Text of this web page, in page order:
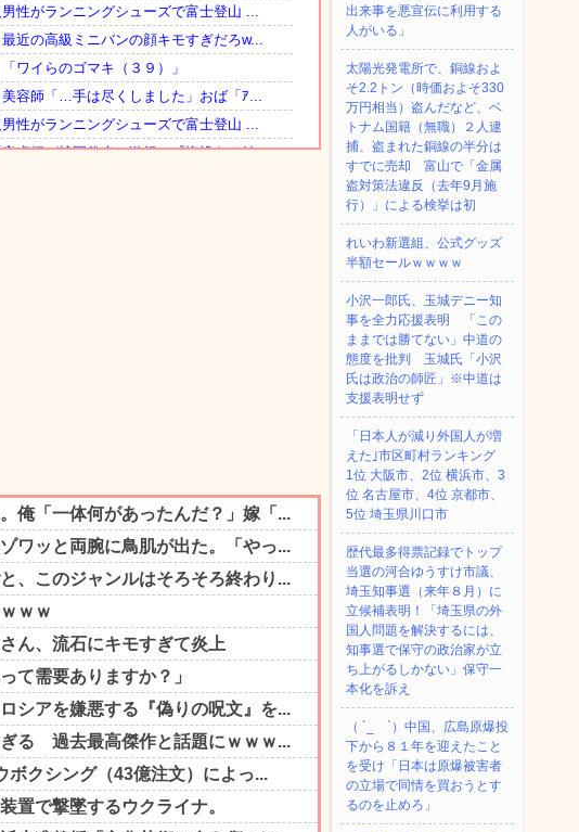
出来事を悪宣伝に利用する
人がいる」
太陽光発電所で、銅線およ
そ2.2トン（時価およそ330
万円相当）盗んだなど、ベ
トナム国籍（無職）２人逮
捕、盗まれた銅線の半分は
すでに売却 富山で「金属
盗対策法違反（去年9月施
行）」による検挙は初
れいわ新選組、公式グッズ
半額セールｗｗｗｗ
小沢一郎氏、玉城デニー知
事を全力応援表明 「この
ままでは勝てない」中道の
態度を批判 玉城氏「小沢
氏は政治の師匠」※中道は
支援表明せず
「日本人が減り外国人が増
えた｣市区町村ランキング
1位 大阪市、2位 横浜市、3
位 名古屋市、4位 京都市、
5位 埼玉県川口市
歴代最多得票記録でトップ
当選の河合ゆうすけ市議、
埼玉知事選（来年８月）に
立候補表明！「埼玉県の外
国人問題を解決するには、
知事選で保守の政治家が立
ち上がるしかない」保守一
本化を訴え
（ ´_ゝ`）中国、広島原爆投
下から８１年を迎えたこと
を受け「日本は原爆被害者
の立場で同情を買おうとす
るのを止めろ」